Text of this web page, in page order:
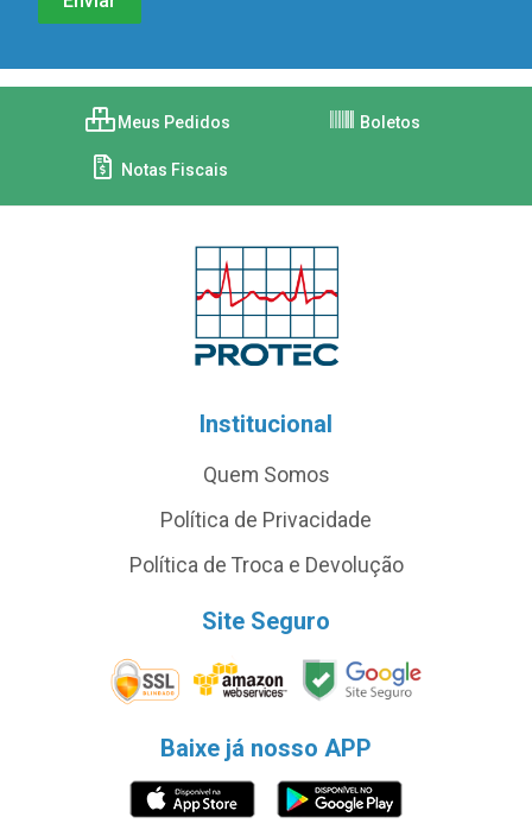
Meus Pedidos Boletos
Notas Fiscais
Institucional
Quem Somos
Política de Privacidade
Política de Troca e Devolução
Site Seguro
Baixe já nosso APP